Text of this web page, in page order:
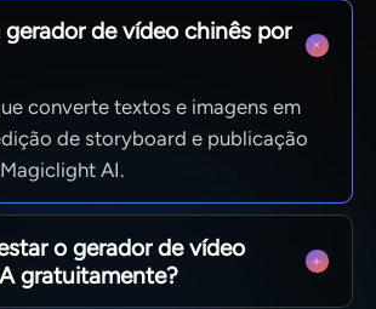
de vídeo chinês por
converte textos e imagens em
de storyboard e publicação
AI.
o gerador de vídeo
gratuitamente?